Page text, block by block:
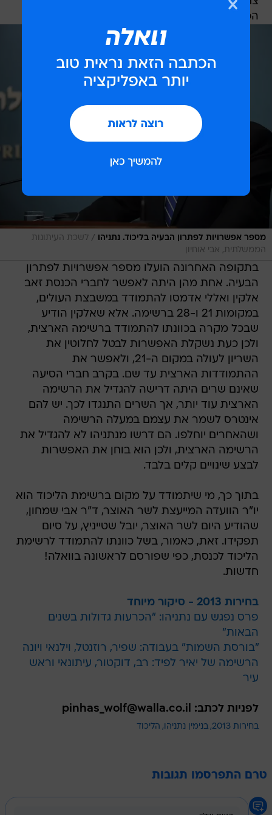
הכנסת האחרים עוד יותר.
מספר אפשרויות לפתרון הבעיה בליכוד. נתניהו / לשכת העיתונות
הממשלתית, אבי אוחיון
בתקופה האחרונה הועלו מספר אפשרויות לפתרון
הבעיה. אחת מהן היתה לאפשר לחברי הכנסת זאב
אלקין ואללי אדמסו להתמודד במשבצת העולים,
במקומות 21 ו-28 ברשימה. אלא שאלקין הודיע
שבכל מקרה בכוונתו להתמודד ברשימה הארצית,
ולכן כעת נשקלת האפשרות לבטל לחלוטין את
השריון לעולה במקום ה-21, ולאפשר את
ההתמודדות הארצית עד שם. בקרב חברי הסיעה
שאינם שרים היתה דרישה להגדיל את הרשימה
הארצית עוד יותר, אך השרים התנגדו לכך. יש להם
אינטרס לשמר את עצמם במעלה הרשימה
ושהאחרים יוחלפו. הם דרשו מנתניהו לא להגדיל את
הרשימה הארצית, ולכן הוא בוחן את האפשרות
לבצע שינויים קלים בלבד.
בתוך כך, מי שיתמודד על מקום ברשימת הליכוד הוא
יו"ר הוועדה המייעצת לשר האוצר, ד"ר אבי שמחון,
שהודיע היום לשר האוצר, יובל שטייניץ, על סיום
תפקידו. זאת, כאמור, בשל כוונתו להתמודד לרשימת
הליכוד לכנסת, כפי שפורסם לראשונה בוואלה!
חדשות.
בחירות 2013 - סיקור מיוחד
פרס נפגש עם נתניהו: "הכרעות גדולות בשנים
הבאות"
"בורסת השמות" בעבודה: שפיר, רוזנטל, וילנאי ויונה
הרשימה של יאיר לפיד: רב, דוקטור, עיתונאי וראש
עיר
לפניות לכתב: pinhas_wolf@walla.co.il
בחירות 2013 בנימין נתניהו הליכוד
טרם התפרסמו תגובות